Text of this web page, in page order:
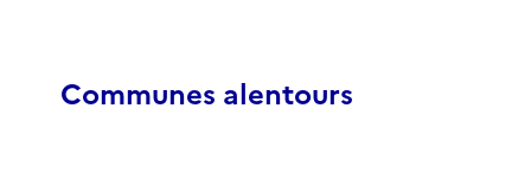
Communes alentours